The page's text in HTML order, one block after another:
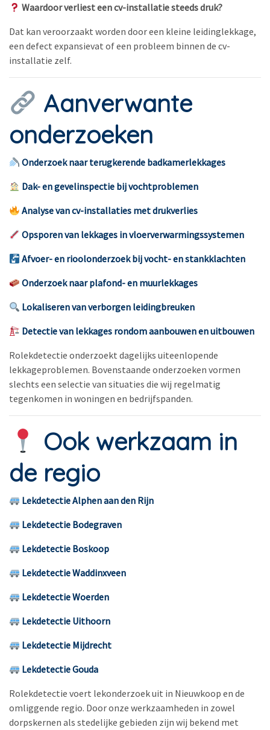
Waardoor verliest een cv-installatie steeds druk?
Dat kan veroorzaakt worden door een kleine leidinglekkage,
een defect expansievat of een probleem binnen de cv-
installatie zelf.
Aanverwante
onderzoeken
Onderzoek naar terugkerende badkamerlekkages
Dak- en gevelinspectie bij vochtproblemen
Analyse van cv-installaties met drukverlies
Opsporen van lekkages in vloerverwarmingssystemen
Afvoer- en rioolonderzoek bij vocht- en stankklachten
Onderzoek naar plafond- en muurlekkages
Lokaliseren van verborgen leidingbreuken
Detectie van lekkages rondom aanbouwen en uitbouwen
Rolekdetectie onderzoekt dagelijks uiteenlopende
lekkageproblemen. Bovenstaande onderzoeken vormen
slechts een selectie van situaties die wij regelmatig
tegenkomen in woningen en bedrijfspanden.
Ook werkzaam in
de regio
Lekdetectie Alphen aan den Rijn
Lekdetectie Bodegraven
Lekdetectie Boskoop
Lekdetectie Waddinxveen
Lekdetectie Woerden
Lekdetectie Uithoorn
Lekdetectie Mijdrecht
Lekdetectie Gouda
Rolekdetectie voert lekonderzoek uit in Nieuwkoop en de
omliggende regio. Door onze werkzaamheden in zowel
dorpskernen als stedelijke gebieden zijn wij bekend met